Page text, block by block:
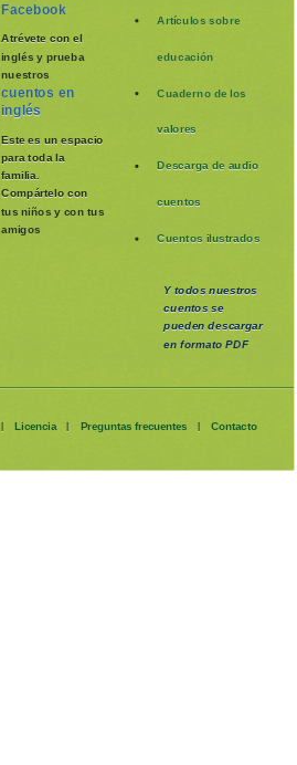
Facebook
Atrévete con el
inglés y prueba
nuestros
cuentos en
inglés
Este es un espacio
para toda la
familia.
Compártelo con
tus niños y con tus
amigos
Artículos sobre
educación
Cuaderno de los
valores
Descarga de audio
cuentos
Cuentos ilustrados
Y todos nuestros
cuentos se
puedendescargar
en formato PDF
| Licencia | Preguntas frecuentes | Contacto